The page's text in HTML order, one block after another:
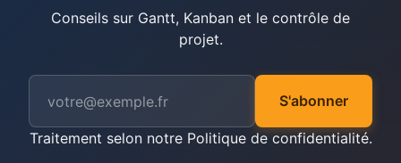
Conseils sur Gantt, Kanban et le contrôle de
projet.
S'abonner
Traitement selon notre Politique de confidentialité.